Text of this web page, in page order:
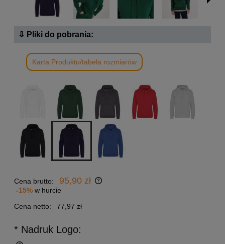
⇩ Pliki do pobrania:
Karta Produktu/tabela rozmiarów
Cena brutto: 95,90 zł
-15% w hurcie
Cena netto:
77,97 zł
* Nadruk Logo: